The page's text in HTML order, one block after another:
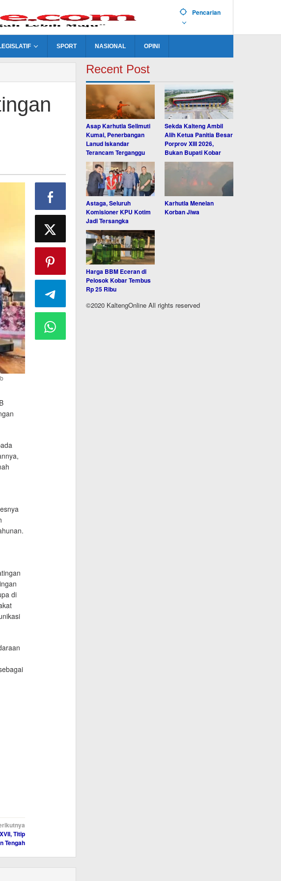
Pencarian
SPORT NASIONAL OPINI
di
Titip
Tengah
Recent Post
Asap Karhutla Selimuti
Kumai, Penerbangan
Lanud Iskandar
Terancam Terganggu
Sekda Kalteng Ambil
Alih Ketua Panitia Besar
Porprov XIII 2026,
Bukan Bupati Kobar
Astaga, Seluruh
Komisioner KPU Kotim
Jadi Tersangka
Karhutla Menelan
Korban Jiwa
Harga BBM Eceran di
Pelosok Kobar Tembus
Rp 25 Ribu
©2020 KaltengOnline All rights reserved